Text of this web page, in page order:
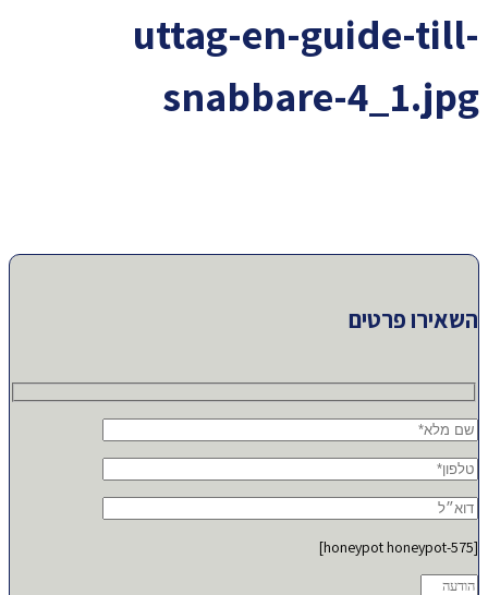
uttag-en-guide-till-
snabbare-4_1.jpg
השאירו פרטים
[honeypot honeypot-575]